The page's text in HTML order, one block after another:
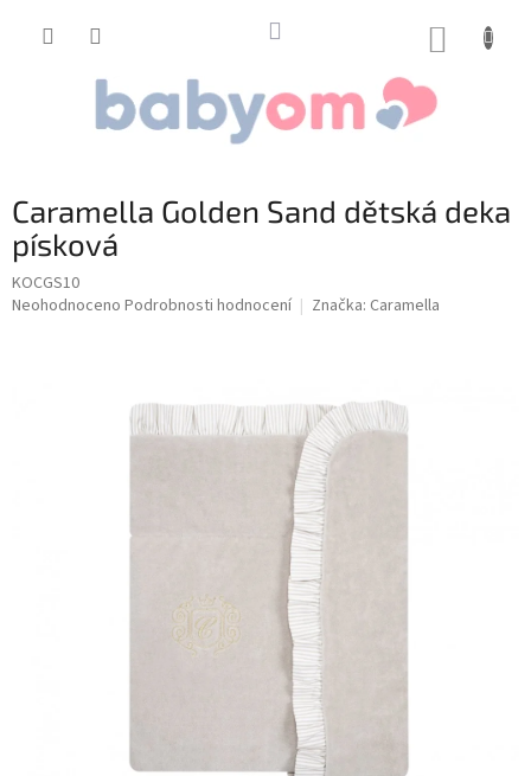
Caramella Golden Sand dětská deka
písková
KOCGS10
Průměrné
Neohodnoceno Podrobnosti hodnocení Značka: Caramella